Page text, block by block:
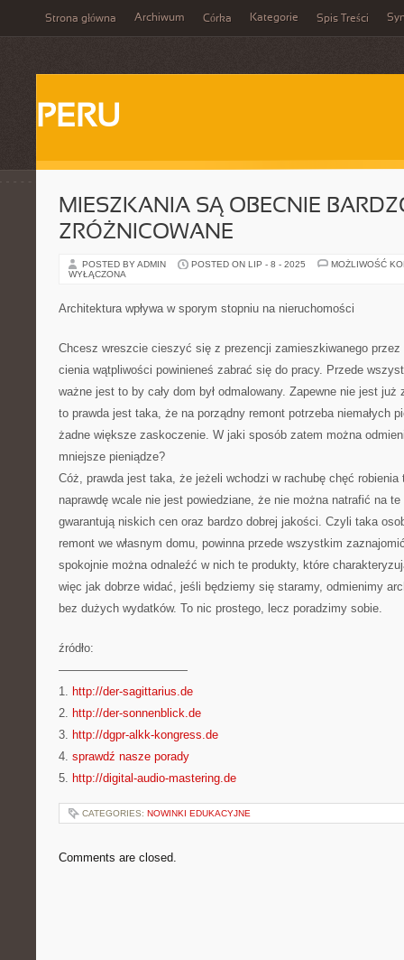
Strona główna Archiwum Córka Kategorie Spis Treści
PERU
MIESZKANIA SĄ OBECNIE
ZRÓŻNICOWANE
POSTED BY ADMIN POSTED ON LIP - 8 - 2025
MOŻLIWOŚĆ
WYŁĄCZONA
Architektura wpływa w sporym stopniu na nieruchomości
Chcesz wreszcie cieszyć się z prezencji zamieszkiwanego przez
cienia wątpliwości powinieneś zabrać się do pracy. Przede
ważne jest to by cały dom był odmalowany. Zapewne nie jest
to prawda jest taka, że na porządny remont potrzeba niemałych
żadne większe zaskoczenie. W jaki sposób zatem można
mniejsze pieniądze?
Cóż, prawda jest taka, że jeżeli wchodzi w rachubę chęć
naprawdę wcale nie jest powiedziane, że nie można natrafić na
gwarantują niskich cen oraz bardzo dobrej jakości. Czyli taka
remont we własnym domu, powinna przede wszystkim
spokojnie można odnaleźć w nich te produkty, które
więc jak dobrze widać, jeśli będziemy się staramy, odmienimy
bez dużych wydatków. To nic prostego, lecz poradzimy sobie.
źródło:
———————————
1. http://der-sagittarius.de
2. http://der-sonnenblick.de
3. http://dgpr-alkk-kongress.de
4. sprawdź nasze porady
5. http://digital-audio-mastering.de
CATEGORIES: NOWINKI EDUKACYJNE
Comments are closed.